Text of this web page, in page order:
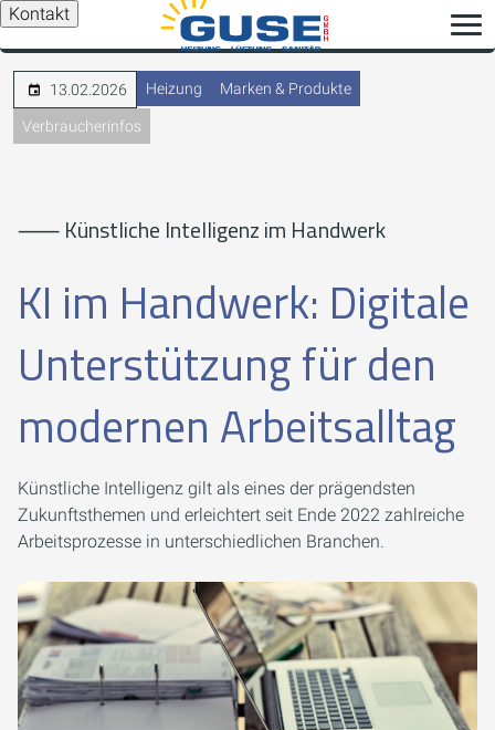
Kontakt
13.02.2026 Heizung Marken & Produkte
Verbraucherinfos
⸺ Künstliche Intelligenz im Handwerk
KI im Handwerk: Digitale
Unterstützung für den
modernen Arbeitsalltag
Künstliche Intelligenz gilt als eines der prägendsten
Zukunftsthemen und erleichtert seit Ende 2022 zahlreiche
Arbeitsprozesse in unterschiedlichen Branchen.